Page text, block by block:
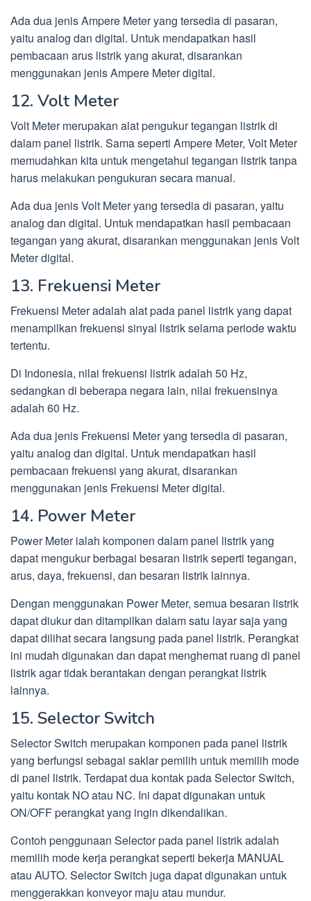
Ada dua jenis Ampere Meter yang tersedia di pasaran,
yaitu analog dan digital. Untuk mendapatkan hasil
pembacaan arus listrik yang akurat, disarankan
menggunakan jenis Ampere Meter digital.
12. Volt Meter
Volt Meter merupakan alat pengukur tegangan listrik di
dalam panel listrik. Sama seperti Ampere Meter, Volt Meter
memudahkan kita untuk mengetahui tegangan listrik tanpa
harus melakukan pengukuran secara manual.
Ada dua jenis Volt Meter yang tersedia di pasaran, yaitu
analog dan digital. Untuk mendapatkan hasil pembacaan
tegangan yang akurat, disarankan menggunakan jenis Volt
Meter digital.
13. Frekuensi Meter
Frekuensi Meter adalah alat pada panel listrik yang dapat
menampilkan frekuensi sinyal listrik selama periode waktu
tertentu.
Di Indonesia, nilai frekuensi listrik adalah 50 Hz,
sedangkan di beberapa negara lain, nilai frekuensinya
adalah 60 Hz.
Ada dua jenis Frekuensi Meter yang tersedia di pasaran,
yaitu analog dan digital. Untuk mendapatkan hasil
pembacaan frekuensi yang akurat, disarankan
menggunakan jenis Frekuensi Meter digital.
14. Power Meter
Power Meter ialah komponen dalam panel listrik yang
dapat mengukur berbagai besaran listrik seperti tegangan,
arus, daya, frekuensi, dan besaran listrik lainnya.
Dengan menggunakan Power Meter, semua besaran listrik
dapat diukur dan ditampilkan dalam satu layar saja yang
dapat dilihat secara langsung pada panel listrik. Perangkat
ini mudah digunakan dan dapat menghemat ruang di panel
listrik agar tidak berantakan dengan perangkat listrik
lainnya.
15. Selector Switch
Selector Switch merupakan komponen pada panel listrik
yang berfungsi sebagai saklar pemilih untuk memilih mode
di panel listrik. Terdapat dua kontak pada Selector Switch,
yaitu kontak NO atau NC. Ini dapat digunakan untuk
ON/OFF perangkat yang ingin dikendalikan.
Contoh penggunaan Selector pada panel listrik adalah
memilih mode kerja perangkat seperti bekerja MANUAL
atau AUTO. Selector Switch juga dapat digunakan untuk
menggerakkan konveyor maju atau mundur.